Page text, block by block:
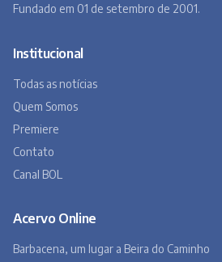
Fundado em 01 de setembro de 2001.
Institucional
Todas as notícias
Quem Somos
Premiere
Contato
Canal BOL
Acervo Online
Barbacena, um lugar a Beira do Caminho